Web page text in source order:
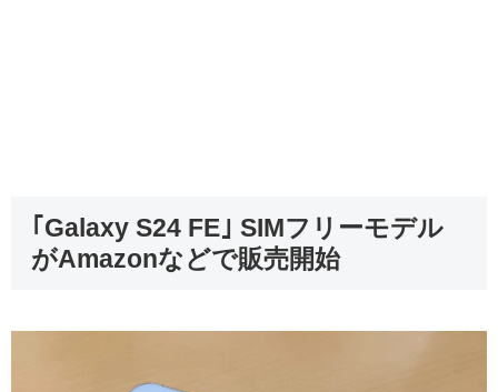
｢Galaxy S24 FE｣ SIMフリーモデル
がAmazonなどで販売開始